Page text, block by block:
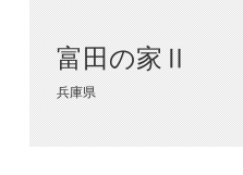
富田の家Ⅱ
兵庫県